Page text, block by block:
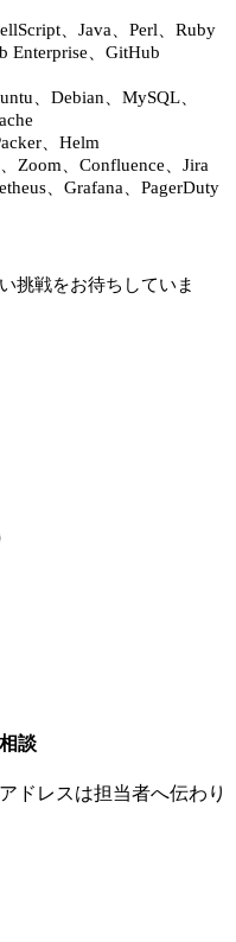
、Java、Perl、Ruby
Enterprise、GitHub
、Debian、MySQL、
、Helm
Zoom、Confluence、Jira
、Grafana、PagerDuty
挑戦をお待ちしていま
相談
ドレスは担当者へ伝わり